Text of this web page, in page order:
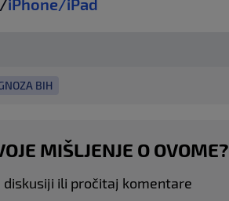
/iPhone/iPad
BIH
MIŠLJENJE O OVOME?
diskusiji ili pročitaj komentare